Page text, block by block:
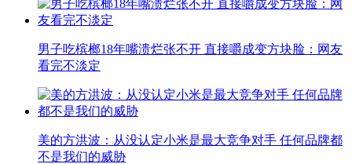
男子吃槟榔18年嘴溃烂张不开 直接嚼成变方块脸：网友
看完不淡定
美的方洪波：从没认定小米是最大竞争对手 任何品牌都
不是我们的威胁